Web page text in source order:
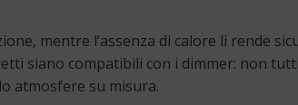
mentre l’assenza di calore li rende
siano compatibili con i dimmer: non
atmosfere su misura.